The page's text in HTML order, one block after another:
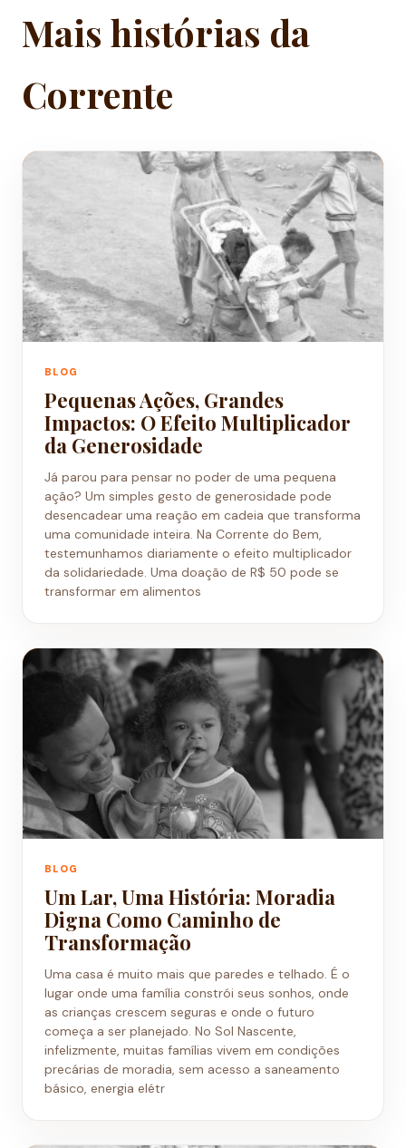
Mais histórias da
Corrente
BLOG
Pequenas Ações, Grandes
Impactos: O Efeito Multiplicador
da Generosidade
Já parou para pensar no poder de uma pequena
ação? Um simples gesto de generosidade pode
desencadear uma reação em cadeia que transforma
uma comunidade inteira. Na Corrente do Bem,
testemunhamos diariamente o efeito multiplicador
da solidariedade. Uma doação de R$ 50 pode se
transformar em alimentos
BLOG
Um Lar, Uma História: Moradia
Digna Como Caminho de
Transformação
Uma casa é muito mais que paredes e telhado. É o
lugar onde uma família constrói seus sonhos, onde
as crianças crescem seguras e onde o futuro
começa a ser planejado. No Sol Nascente,
infelizmente, muitas famílias vivem em condições
precárias de moradia, sem acesso a saneamento
básico, energia elétr